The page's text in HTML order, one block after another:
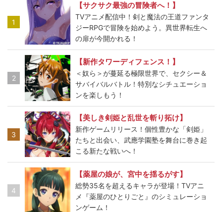
1
【サクサク最強の冒険者へ！】
TVアニメ配信中！剣と魔法の王道ファンタ
ジーRPGで冒険を始めよう。異世界転生へ
の扉が今開かれる！
2
【新作タワーディフェンス！】
＜奴ら＞が蔓延る極限世界で、セクシー＆
サバイバルバトル！特別なシチュエーショ
ンを楽しもう！
3
【美しき剣姫と乱世を斬り拓け】
新作ゲームリリース！個性豊かな「剣姫」
たちと出会い、武應学園塾を舞台に巻き起
こる新たな戦いへ！
4
【薬屋の娘が、宮中を揺るがす】
総勢35名を超えるキャラが登場！TVアニ
メ『薬屋のひとりごと』のシミュレーショ
ンゲーム！